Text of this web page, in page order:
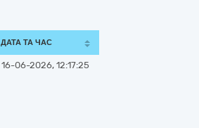
ДАТА ТА ЧАС
16-06-2026, 12:17:25